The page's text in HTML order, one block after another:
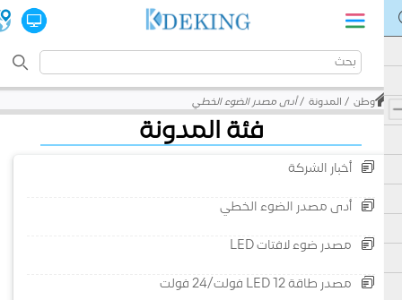
وطن المدونة أدى مصدر الضوء الخطي
فئة المدونة
أخبار الشركة
أدى مصدر الضوء الخطي
مصدر ضوء لافتات LED
مصدر طاقة LED 12 فولت/24 فولت